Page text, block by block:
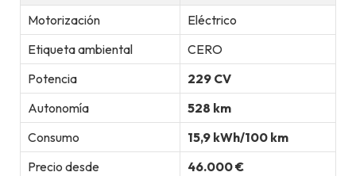
Motorización
Eléctrico
Etiqueta ambiental
CERO
Potencia
229 CV
Autonomía
528 km
Consumo
15,9 kWh/100 km
Precio desde
46.000 €